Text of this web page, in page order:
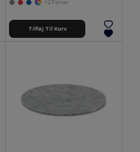
+2 Farver
Tilføj Til Kurv